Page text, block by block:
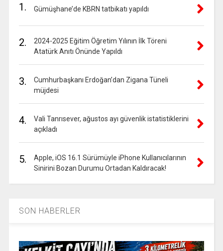
1. Gümüşhane’de KBRN tatbikatı yapıldı
2.
2024-2025 Eğitim Öğretim Yılının İlk Töreni
Atatürk Anıtı Önünde Yapıldı
3.
Cumhurbaşkanı Erdoğan’dan Zigana Tüneli
müjdesi
4.
Vali Tanrısever, ağustos ayı güvenlik istatistiklerini
açıkladı
5.
Apple, iOS 16.1 Sürümüyle iPhone Kullanıcılarının
Sinirini Bozan Durumu Ortadan Kaldıracak!
SON HABERLER